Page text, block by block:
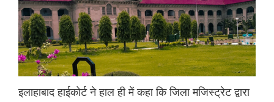
इलाहाबाद हाईकोर्ट ने हाल ही में कहा कि जिला मजिस्ट्रेट द्वारा